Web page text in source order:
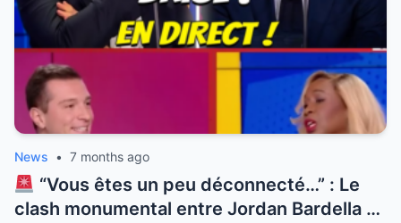
des caméras. Personne ne s’attendait à
une telle confession sur leur dynamique.
Découvrez la vérité sur cette rencontre
inattendue qui fait trembler la sphère
médiatique et change tout ce que vous
pensiez savoir.
News • 7 months ago
“Vous êtes un peu déconnecté…” : Le
clash monumental entre Jordan Bardella et